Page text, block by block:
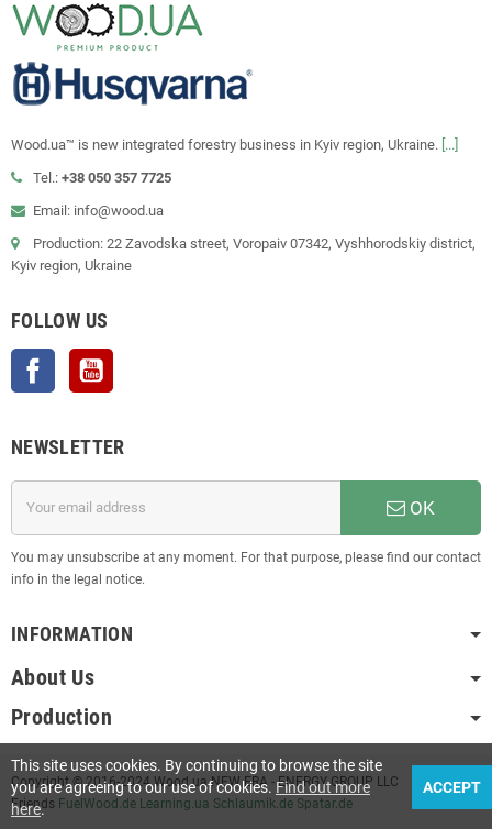
Wood.ua™ is new integrated forestry business in Kyiv region, Ukraine. [...]
Tel.: +38 050 357 7725
Email: info@wood.ua
Production: 22 Zavodska street, Voropaiv 07342, Vyshhorodskiy district,
Kyiv region, Ukraine
FOLLOW US
Facebook
NEWSLETTER
OK
You may unsubscribe at any moment. For that purpose, please find our contact
info in the legal notice.
INFORMATION
About Us
Production
Copyright © 2016-2024 Wood.ua NEW ERA - ENERGY GROUP LLC
Friends FuelWood.de Learning.ua Schlaumik.de Spatar.de
This site uses cookies. By continuing to browse the site
you are agreeing to our use of cookies.Find out more
here.
ACCEPT